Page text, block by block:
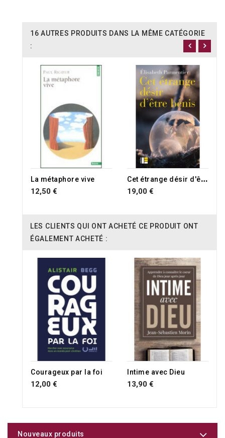
16 AUTRES PRODUITS DANS LA MÊME CATÉGORIE
:
RUPTURE DE STOCK
La métaphore vive
12,50 €
RUPTURE DE STOCK C
et étrange désir d'être bénis
19,00 €
LES CLIENTS QUI ONT ACHETÉ CE PRODUIT ONT
ÉGALEMENT ACHETÉ :
Courageux par la foi
12,00 €
Intime avec Dieu
13,90 €
Nouveaux produits